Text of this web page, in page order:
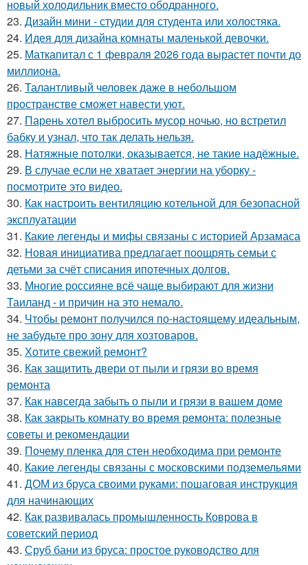
новый холодильник вместо ободранного.
23. Дизайн мини - студии для студента или холостяка.
24. Идея для дизайна комнаты маленькой девочки.
25. Маткапитал с 1 февраля 2026 года вырастет почти до
миллиона.
26. Талантливый человек даже в небольшом
пространстве сможет навести уют.
27. Парень хотел выбросить мусор ночью, но встретил
бабку и узнал, что так делать нельзя.
28. Натяжные потолки, оказывается, не такие надёжные.
29. В случае если не хватает энергии на уборку -
посмотрите это видео.
30. Как настроить вентиляцию котельной для безопасной
эксплуатации
31. Какие легенды и мифы связаны с историей Арзамаса
32. Новая инициатива предлагает поощрять семьи с
детьми за счёт списания ипотечных долгов.
33. Многие россияне всё чаще выбирают для жизни
Таиланд - и причин на это немало.
34. Чтобы ремонт получился по-настоящему идеальным,
не забудьте про зону для хозтоваров.
35. Хотите свежий ремонт?
36. Как защитить двери от пыли и грязи во время
ремонта
37. Как навсегда забыть о пыли и грязи в вашем доме
38. Как закрыть комнату во время ремонта: полезные
советы и рекомендации
39. Почему пленка для стен необходима при ремонте
40. Какие легенды связаны с московскими подземельями
41. ДОМ из бруса своими руками: пошаговая инструкция
для начинающих
42. Как развивалась промышленность Коврова в
советский период
43. Сруб бани из бруса: простое руководство для